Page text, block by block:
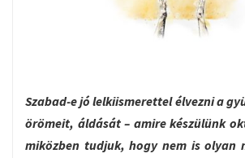
Szabad-e jó lelkiismerettel élvezni a
örömeit, áldását – amire készülünk
miközben tudjuk, hogy nem is olyan